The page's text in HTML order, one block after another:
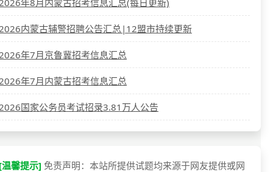
内蒙古辅警招聘公告汇总|12盟市持续更新
年7月京鲁冀招考信息汇总
年7月内蒙古招考信息汇总
国家公务员考试招录3.81万人公告
馨提示] 免责声明：本站所提供试题均来源于网友提供或网